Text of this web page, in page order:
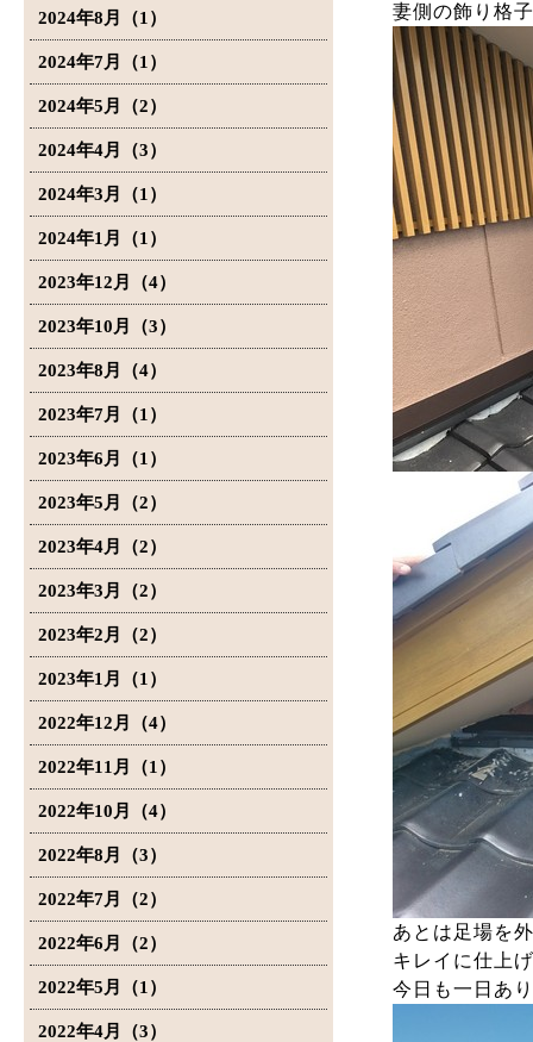
2024年8月（1）
2024年7月（1）
2024年5月（2）
2024年4月（3）
2024年3月（1）
2024年1月（1）
2023年12月（4）
2023年10月（3）
2023年8月（4）
2023年7月（1）
2023年6月（1）
2023年5月（2）
2023年4月（2）
2023年3月（2）
2023年2月（2）
2023年1月（1）
2022年12月（4）
2022年11月（1）
2022年10月（4）
2022年8月（3）
2022年7月（2）
2022年6月（2）
2022年5月（1）
2022年4月（3）
妻側の飾り格
あとは足場を
キレイに仕上
今日も一日あ